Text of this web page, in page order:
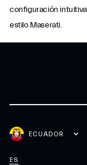
configuración
estilo Maserati.
ECUADOR
ES